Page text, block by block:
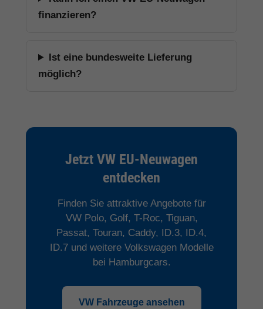
finanzieren?
Ist eine bundesweite Lieferung
möglich?
Jetzt VW EU-Neuwagen
entdecken
Finden Sie attraktive Angebote für
VW Polo, Golf, T-Roc, Tiguan,
Passat, Touran, Caddy, ID.3, ID.4,
ID.7 und weitere Volkswagen Modelle
bei Hamburgcars.
VW Fahrzeuge ansehen